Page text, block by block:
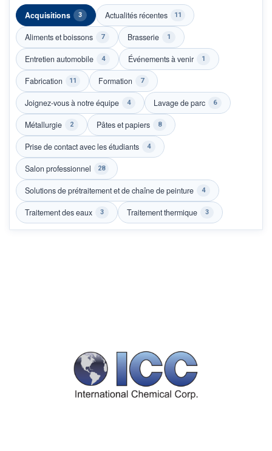
Acquisitions 3 Actualités récentes 11
Aliments et boissons 7 Brasserie 1
Entretien automobile 4 Événements à venir 1
Fabrication 11 Formation 7
Joignez-vous à notre équipe 4 Lavage de parc 6
Métallurgie 2 Pâtes et papiers 8
Prise de contact avec les étudiants 4
Salon professionnel 28
Solutions de prétraitement et de chaîne de peinture 4
Traitement des eaux 3 Traitement thermique 3